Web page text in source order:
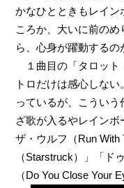
かなひとときもレイ
ころか、大いに前の
ら、心身が躍動するの
１曲目の「タロット
トロだけは感心しな
っているが、こうい
ざ歌が入るやレインボ
ザ・ウルフ（Run With
（Starstruck）」「ド
（Do You Close Your